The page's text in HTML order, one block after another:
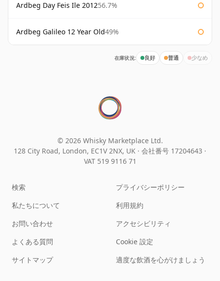
Ardbeg Day Feis Ile 201256.7%
Ardbeg Galileo 12 Year Old49%
在庫状況: 良好 普通 少なめ
© 2026 Whisky Marketplace Ltd.
128 City Road, London, EC1V 2NX, UK · 会社番号 17204643 ·
VAT 519 9116 71
検索
私たちについて
お問い合わせ
よくある質問
サイトマップ
プライバシーポリシー
利用規約
アクセシビリティ
Cookie 設定
適度な飲酒を心がけましょう